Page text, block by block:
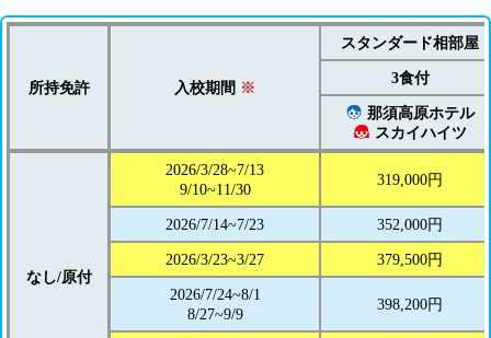
所持免許 入校期間 ※
スタンダード相部屋
3食付
那須高原ホテル
スカイハイツ
なし/原付
2026/3/28~7/13
9/10~11/30
319,000円
2026/7/14~7/23
352,000円
2026/3/23~3/27
379,500円
2026/7/24~8/1
8/27~9/9
398,200円